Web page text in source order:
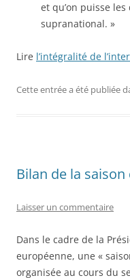
et qu’on puisse
supranational. »
Lire l’intégralité de
Cette entrée a été publiée
Bilan de la
Laisser un commentaire
Dans le cadre de la
européenne, une «
organisée au cours du